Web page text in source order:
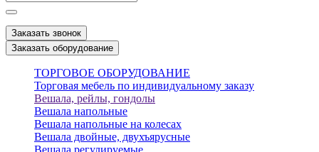
Заказать звонок
Заказать оборудование
ТОРГОВОЕ ОБОРУДОВАНИЕ
Торговая мебель по индивидуальному заказу
Вешала, рейлы, гондолы
Вешала напольные
Вешала напольные на колесах
Вешала двойные, двухъярусные
Вешала регулируемые